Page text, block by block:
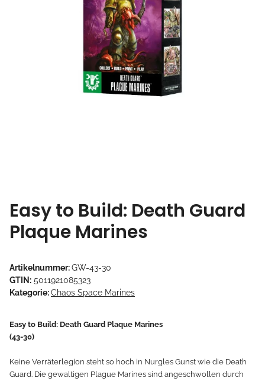
Easy to Build: Death Guard
Plaque Marines
Artikelnummer:GW-43-30
GTIN: 5011921085323
Kategorie:Chaos Space Marines
Easy to Build: Death Guard Plaque Marines
(43-30)
Keine Verräterlegion steht so hoch in Nurgles Gunst wie die Death
Guard. Die gewaltigen Plague Marines sind angeschwollen durch